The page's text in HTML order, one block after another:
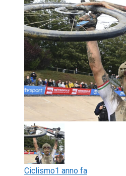
Ciclismo1 anno fa